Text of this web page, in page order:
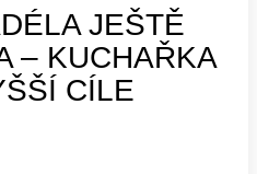
JEŠTĚ
– KUCHAŘKA
CÍLE